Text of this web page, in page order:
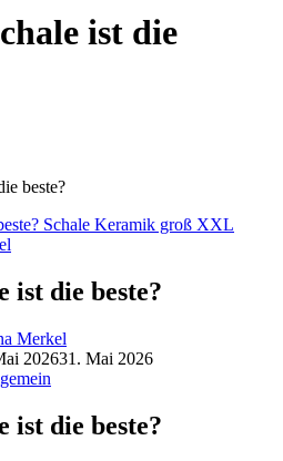
ist die
beste?
ist die beste?
Merkel
202631. Mai 2026
ist die beste?